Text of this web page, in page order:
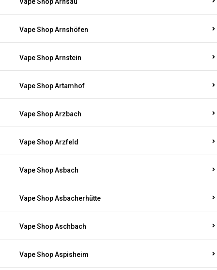
Vape Shop Arnshöfen
Vape Shop Arnstein
Vape Shop Artamhof
Vape Shop Arzbach
Vape Shop Arzfeld
Vape Shop Asbach
Vape Shop Asbacherhütte
Vape Shop Aschbach
Vape Shop Aspisheim